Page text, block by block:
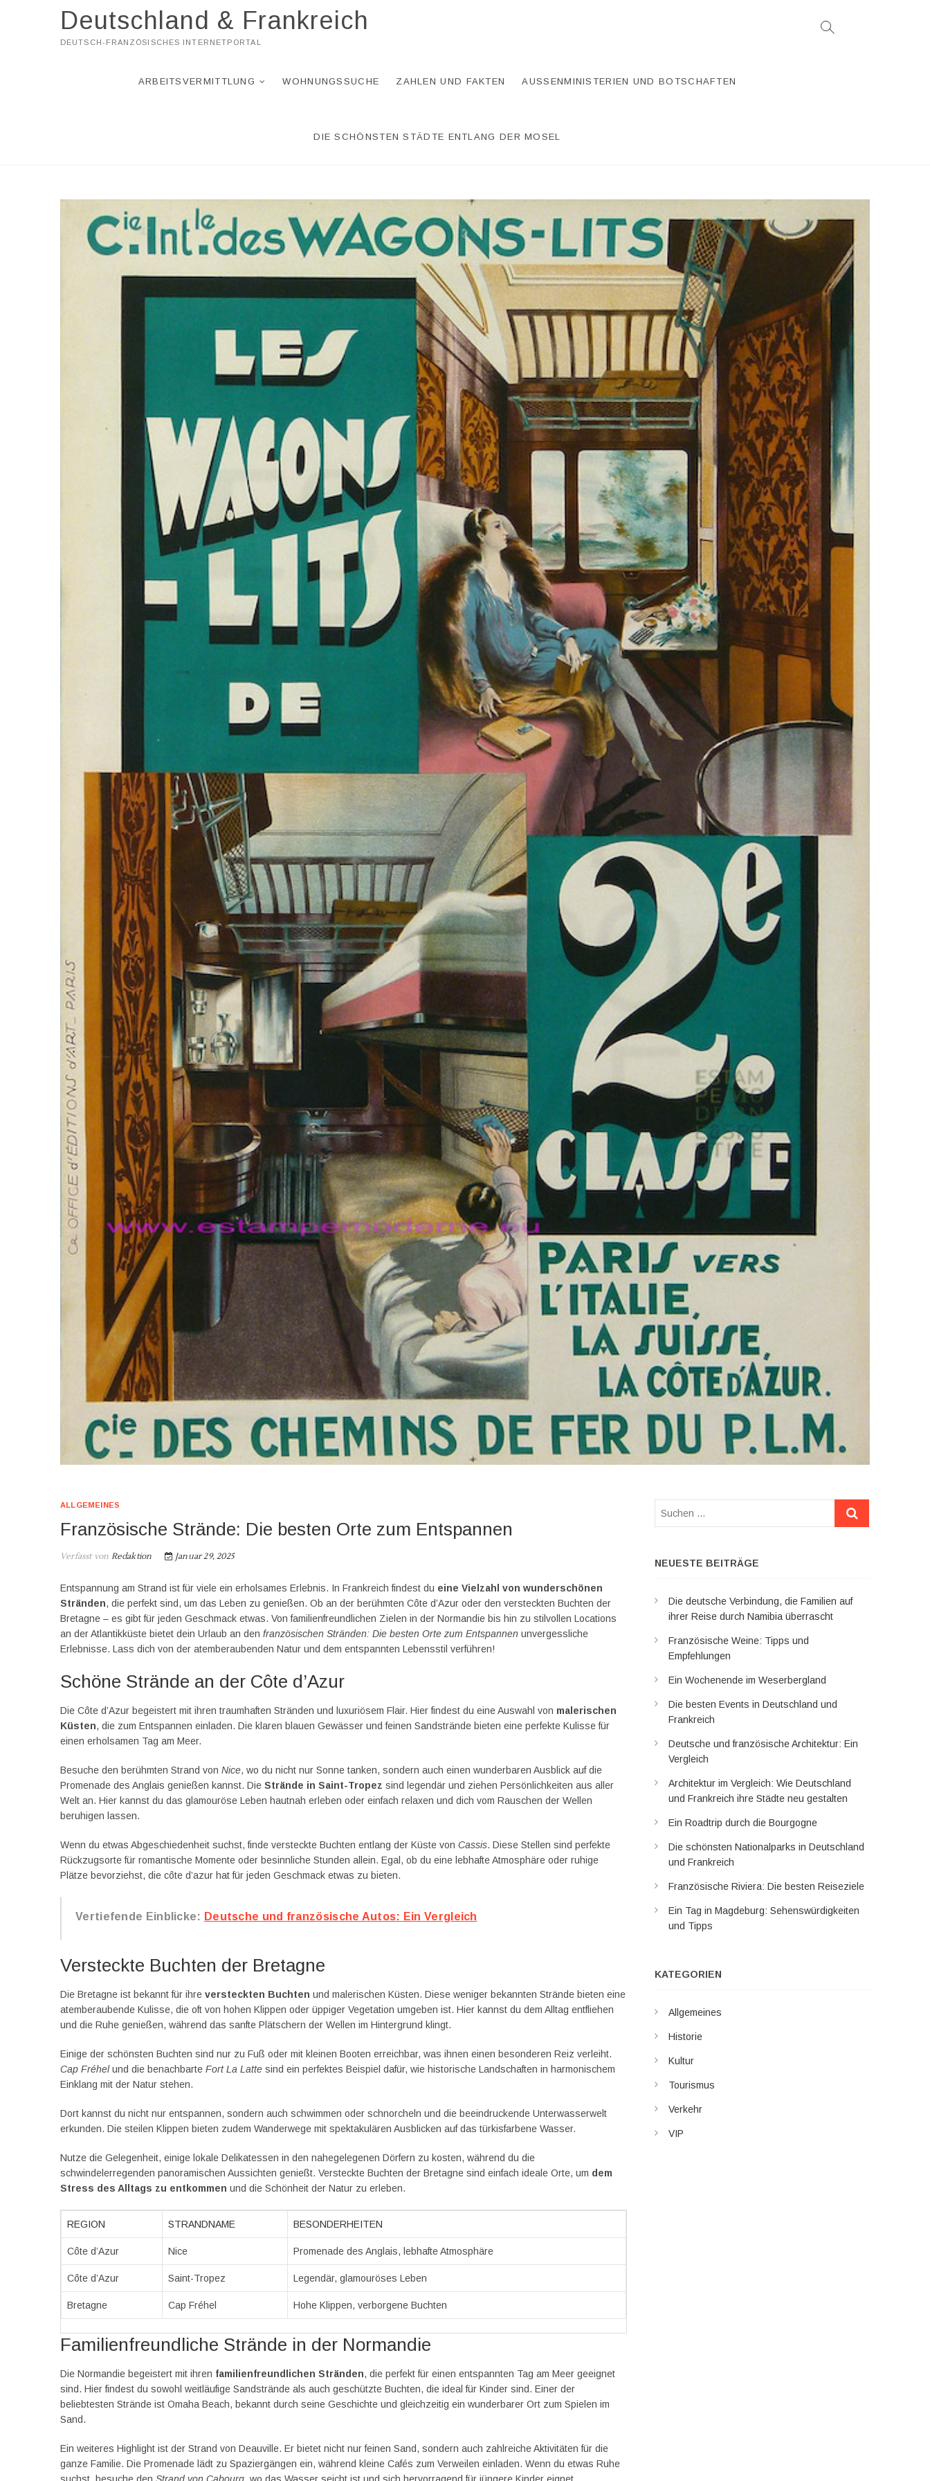
Deutschland & Frankreich
DEUTSCH-FRANZÖSISCHES INTERNETPORTAL
ARBEITSVERMITTLUNG WOHNUNGSSUCHE ZAHLEN UND FAKTEN AUSSENMINISTERIEN UND BOTSCHAFTEN
DIE SCHÖNSTEN STÄDTE ENTLANG DER MOSEL
ALLGEMEINES
Französische Strände: Die besten Orte zum Entspannen
Verfasst von Redaktion Januar 29, 2025
Entspannung am Strand ist für viele ein erholsames Erlebnis. In Frankreich findest du eine Vielzahl von wunderschönen
Stränden, die perfekt sind, um das Leben zu genießen. Ob an der berühmten Côte d’Azur oder den versteckten Buchten der
Bretagne – es gibt für jeden Geschmack etwas. Von familienfreundlichen Zielen in der Normandie bis hin zu stilvollen Locations
an der Atlantikküste bietet dein Urlaub an den französischen Stränden: Die besten Orte zum Entspannen unvergessliche
Erlebnisse. Lass dich von der atemberaubenden Natur und dem entspannten Lebensstil verführen!
Schöne Strände an der Côte d’Azur
Die Côte d’Azur begeistert mit ihren traumhaften Stränden und luxuriösem Flair. Hier findest du eine Auswahl von malerischen
Küsten, die zum Entspannen einladen. Die klaren blauen Gewässer und feinen Sandstrände bieten eine perfekte Kulisse für
einen erholsamen Tag am Meer.
Besuche den berühmten Strand von Nice, wo du nicht nur Sonne tanken, sondern auch einen wunderbaren Ausblick auf die
Promenade des Anglais genießen kannst. Die Strände in Saint-Tropez sind legendär und ziehen Persönlichkeiten aus aller
Welt an. Hier kannst du das glamouröse Leben hautnah erleben oder einfach relaxen und dich vom Rauschen der Wellen
beruhigen lassen.
Wenn du etwas Abgeschiedenheit suchst, finde versteckte Buchten entlang der Küste von Cassis. Diese Stellen sind perfekte
Rückzugsorte für romantische Momente oder besinnliche Stunden allein. Egal, ob du eine lebhafte Atmosphäre oder ruhige
Plätze bevorziehst, die côte d’azur hat für jeden Geschmack etwas zu bieten.
Vertiefende Einblicke: Deutsche und französische Autos: Ein Vergleich
Versteckte Buchten der Bretagne
Die Bretagne ist bekannt für ihre versteckten Buchten und malerischen Küsten. Diese weniger bekannten Strände bieten eine
atemberaubende Kulisse, die oft von hohen Klippen oder üppiger Vegetation umgeben ist. Hier kannst du dem Alltag entfliehen
und die Ruhe genießen, während das sanfte Plätschern der Wellen im Hintergrund klingt.
Einige der schönsten Buchten sind nur zu Fuß oder mit kleinen Booten erreichbar, was ihnen einen besonderen Reiz verleiht.
Cap Fréhelund die benachbarte Fort La Latte sind ein perfektes Beispiel dafür, wie historische Landschaften in harmonischem
Einklang mit der Natur stehen.
Dort kannst du nicht nur entspannen, sondern auch schwimmen oder schnorcheln und die beeindruckende Unterwasserwelt
erkunden. Die steilen Klippen bieten zudem Wanderwege mit spektakulären Ausblicken auf das türkisfarbene Wasser.
Nutze die Gelegenheit, einige lokale Delikatessen in den nahegelegenen Dörfern zu kosten, während du die
schwindelerregenden panoramischen Aussichten genießt. Versteckte Buchten der Bretagne sind einfach ideale Orte, um dem
Stress des Alltags zu entkommen und die Schönheit der Natur zu erleben.
REGION STRANDNAME BESONDERHEITEN
Côte d’Azur Nice Promenade des Anglais, lebhafte Atmosphäre
Côte d’Azur Saint-Tropez Legendär, glamouröses Leben
Bretagne Cap Fréhel Hohe Klippen, verborgene Buchten
Familienfreundliche Strände in der Normandie
Die Normandie begeistert mit ihren familienfreundlichen Stränden, die perfekt für einen entspannten Tag am Meer geeignet
sind. Hier findest du sowohl weitläufige Sandstrände als auch geschützte Buchten, die ideal für Kinder sind. Einer der
beliebtesten Strände ist Omaha Beach, bekannt durch seine Geschichte und gleichzeitig ein wunderbarer Ort zum Spielen im
Sand.
Ein weiteres Highlight ist der Strand von Deauville. Er bietet nicht nur feinen Sand, sondern auch zahlreiche Aktivitäten für die
ganze Familie. Die Promenade lädt zu Spaziergängen ein, während kleine Cafés zum Verweilen einladen. Wenn du etwas Ruhe
Suchen
NEUESTE BEITRÄGE
Die deutsche Verbindung, die Familien auf
ihrer Reise durch Namibia überrascht
Französische Weine: Tipps und
Empfehlungen
Ein Wochenende im Weserbergland
Die besten Events in Deutschland und
Frankreich
Deutsche und französische Architektur: Ein
Vergleich
Architektur im Vergleich: Wie Deutschland
und Frankreich ihre Städte neu gestalten
Ein Roadtrip durch die Bourgogne
Die schönsten Nationalparks in Deutschland
und Frankreich
Französische Riviera: Die besten Reiseziele
Ein Tag in Magdeburg: Sehenswürdigkeiten
und Tipps
KATEGORIEN
Allgemeines
Historie
Kultur
Tourismus
Verkehr
VIP